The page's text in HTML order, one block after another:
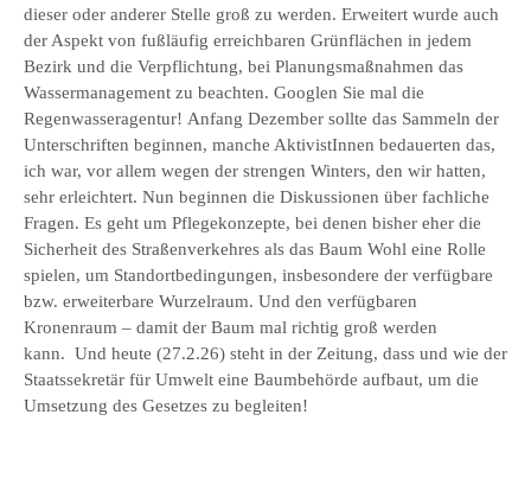
dieser oder anderer Stelle groß zu werden. Erweitert wurde auch
der Aspekt von fußläufig erreichbaren Grünflächen in jedem
Bezirk und die Verpflichtung, bei Planungsmaßnahmen das
Wassermanagement zu beachten. Googlen Sie mal die
Regenwasseragentur! Anfang Dezember sollte das Sammeln der
Unterschriften beginnen, manche AktivistInnen bedauerten das,
ich war, vor allem wegen der strengen Winters, den wir hatten,
sehr erleichtert. Nun beginnen die Diskussionen über fachliche
Fragen. Es geht um Pflegekonzepte, bei denen bisher eher die
Sicherheit des Straßenverkehres als das Baum Wohl eine Rolle
spielen, um Standortbedingungen, insbesondere der verfügbare
bzw. erweiterbare Wurzelraum. Und den verfügbaren
Kronenraum – damit der Baum mal richtig groß werden
kann. Und heute (27.2.26) steht in der Zeitung, dass und wie der
Staatssekretär für Umwelt eine Baumbehörde aufbaut, um die
Umsetzung des Gesetzes zu begleiten!